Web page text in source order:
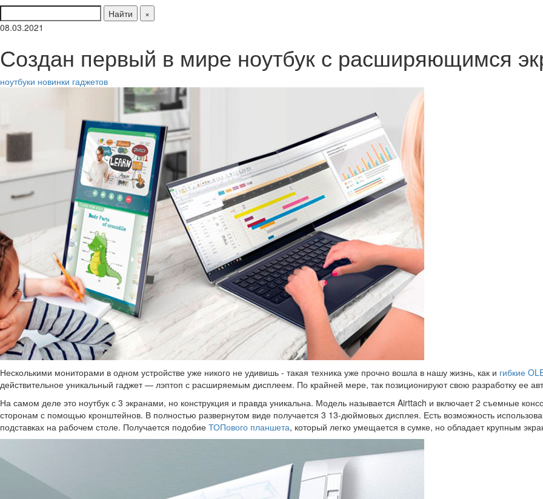
Найти
×
08.03.2021
Создан первый в мире ноутбук с расширяющимся
ноутбуки новинки гаджетов
Несколькими мониторами в одном устройстве уже никого не удивишь - такая техника уже прочно вошла в нашу жизнь, как и гибкие
действительное уникальный гаджет — лэптоп с расширяемым дисплеем. По крайней мере, так позиционируют свою разработку ее
На самом деле это ноутбук с 3 экранами, но конструкция и правда уникальна. Модель называется Airttach и включает 2 съемные
сторонам с помощью кронштейнов. В полностью развернутом виде получается 3 13-дюймовых дисплея. Есть возможность
подставках на рабочем столе. Получается подобие ТОПового планшета, который легко умещается в сумке, но обладает крупным